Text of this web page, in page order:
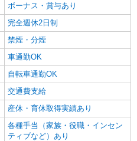
ボーナス・賞与あり
完全週休2日制
禁煙・分煙
車通勤OK
自転車通勤OK
交通費支給
産休・育休取得実績あり
各種手当（家族・役職・インセン
ティブなど）あり